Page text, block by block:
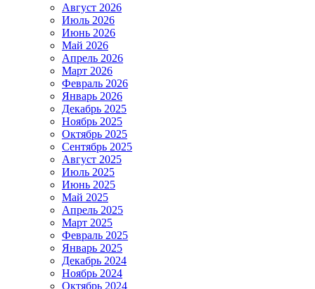
Август 2026
Июль 2026
Июнь 2026
Май 2026
Апрель 2026
Март 2026
Февраль 2026
Январь 2026
Декабрь 2025
Ноябрь 2025
Октябрь 2025
Сентябрь 2025
Август 2025
Июль 2025
Июнь 2025
Май 2025
Апрель 2025
Март 2025
Февраль 2025
Январь 2025
Декабрь 2024
Ноябрь 2024
Октябрь 2024